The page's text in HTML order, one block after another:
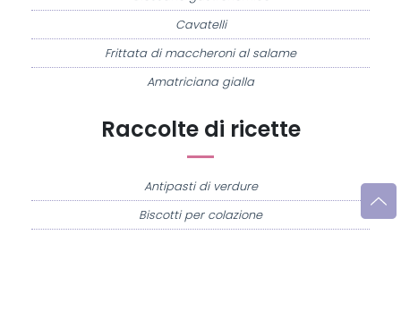
Raccolte di ricette
Antipasti di verdure
Biscotti per colazione
Cavatelli
Frittata di maccheroni al salame
Amatriciana gialla